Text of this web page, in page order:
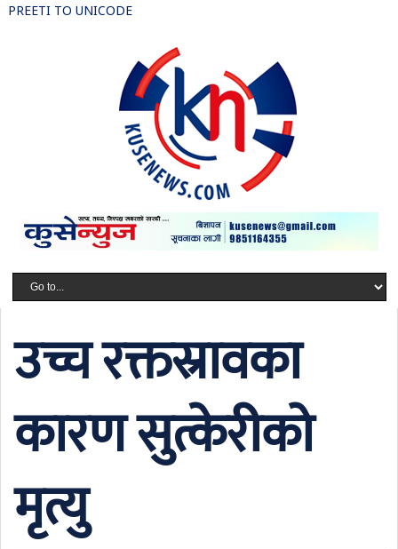
PREETI TO UNICODE
उच्च रक्तस्रावका
कारण सुत्केरीको
मृत्यु